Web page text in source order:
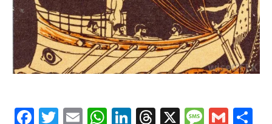
FacebookTwitterEmail WhatsAppLinkedInThreads
X Message
Gmail